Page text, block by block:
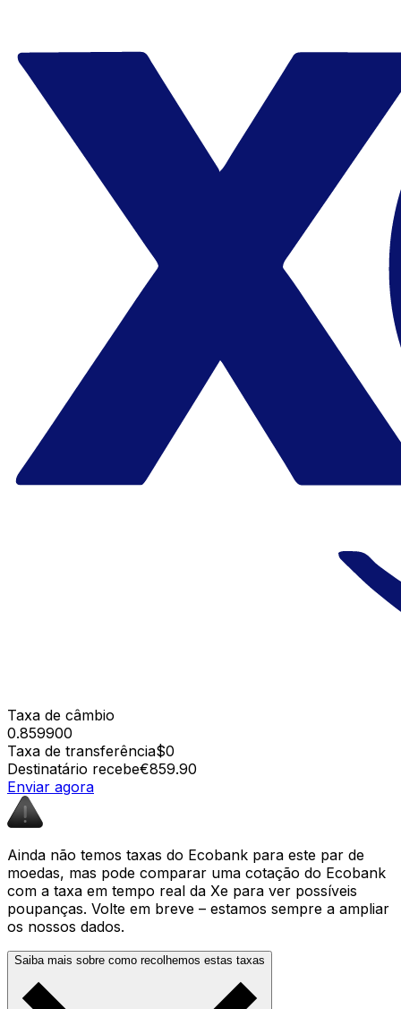
Taxa de câmbio
0.859900
Taxa de transferência$0
Destinatário recebe€859.90
Enviar agora
Ainda não temos taxas do Ecobank para este par de
moedas, mas pode comparar uma cotação do Ecobank
com a taxa em tempo real da Xe para ver possíveis
poupanças. Volte em breve – estamos sempre a ampliar
os nossos dados.
Saiba mais sobre como recolhemos estas taxas